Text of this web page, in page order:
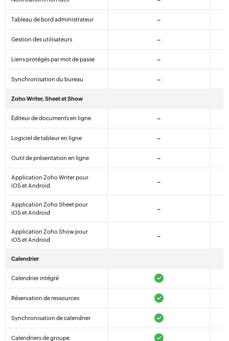
Tableau de bord administrateur –
Gestion des utilisateurs –
Liens protégés par mot de passe –
Synchronisation du bureau –
Zoho Writer, Sheet et Show
Éditeur de documents en ligne –
Logiciel de tableur en ligne –
Outil de présentation en ligne –
Application Zoho Writer pour
iOS et Android
–
Application Zoho Sheet pour
iOS et Android
–
Application Zoho Show pour
iOS et Android
–
Calendrier
Calendrier intégré
Réservation de ressources
Synchronisation de calendrier
Calendriers de groupe